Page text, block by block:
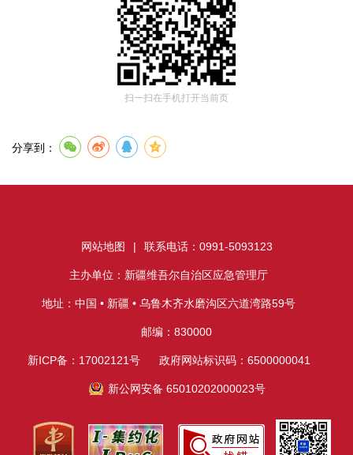
扫一扫在手机打开当前页
分享到：
网站地图 | 联系电话：0991-5093123
主办单位：新疆维吾尔自治区应急管理厅
地址：中国 • 新疆 • 乌鲁木齐水磨沟区六道湾路59号
邮编：830000
新ICP备：17002121号 政府网站标识码：6500000041
新公网安备 65010202000023号